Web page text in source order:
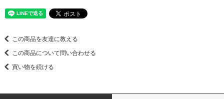
この商品を友達に教える
この商品について問い合わせる
買い物を続ける